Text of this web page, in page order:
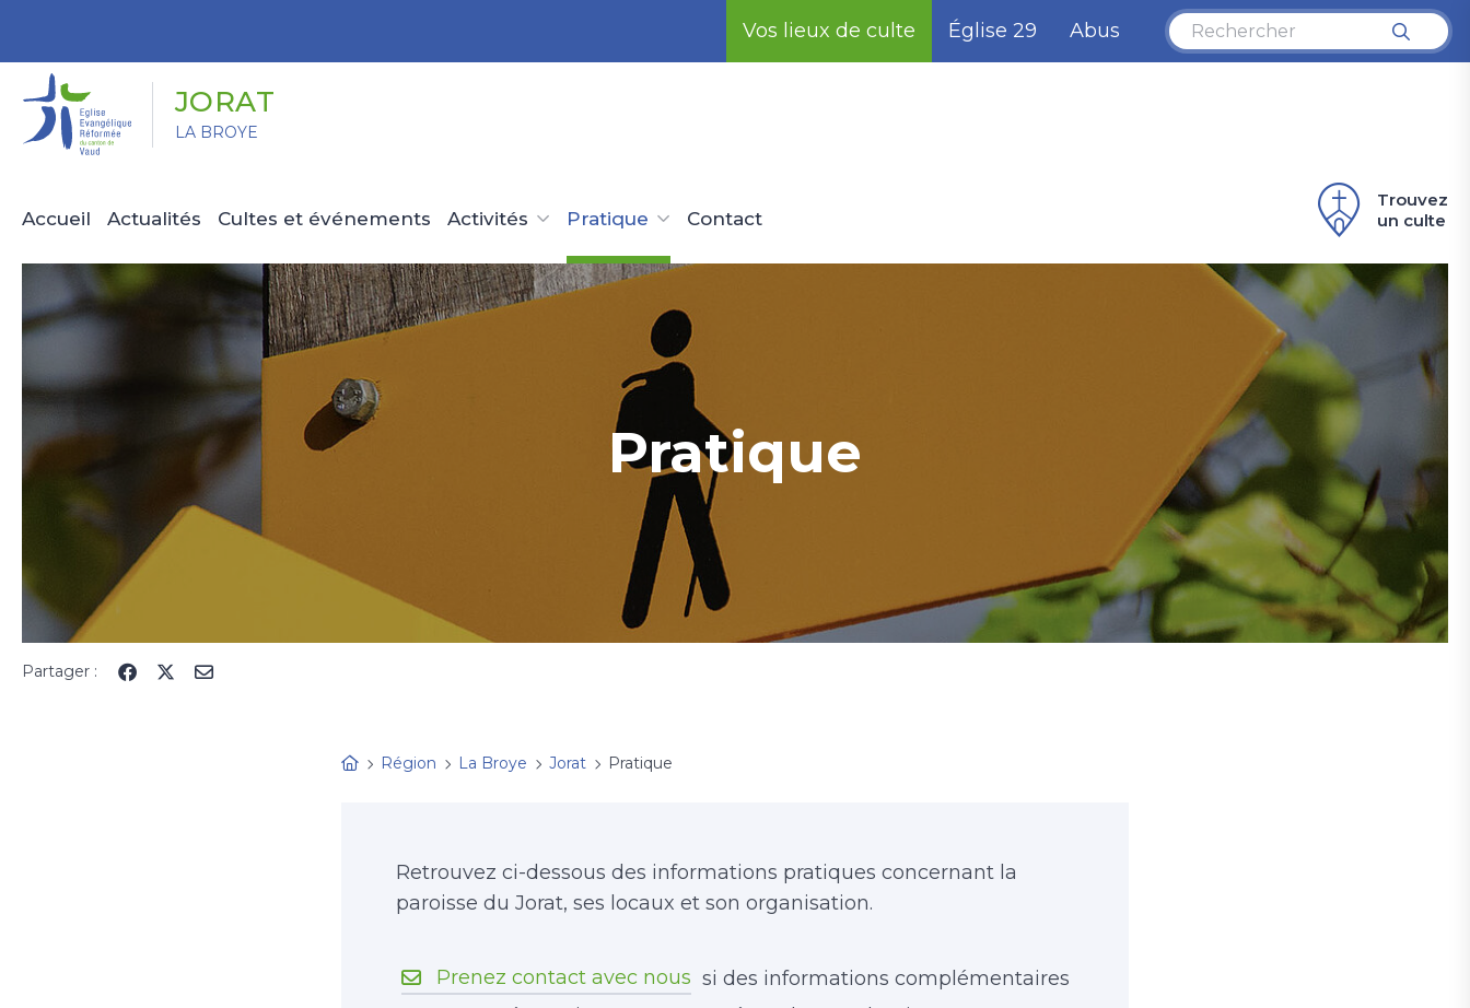
Vos lieux de culte Église 29 Abus
JORAT
LA BROYE
Accueil Actualités Cultes et événements Activités Pratique Contact
Trouvez
un culte
Pratique
Partager :
Région La Broye Jorat Pratique
Retrouvez ci-dessous des informations pratiques concernant la
paroisse du Jorat, ses locaux et son organisation.
Prenez contact avec nous si des informations complémentaires